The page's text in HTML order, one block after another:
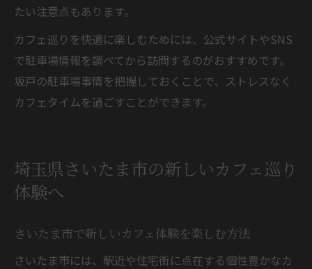
たい注意点もあります。
カフェ巡りを快適に楽しむためには、公式サイトやSNS
で駐車場情報を調べてから訪問するのがおすすめです。
坂戸の駐車場事情を把握しておくことで、ストレスなく
カフェタイムを過ごすことができます。
埼玉県さいたま市の新しいカフェ巡り
体験へ
さいたま市で新しいカフェ体験を楽しむ方法
さいたま市には、駅近や住宅街に点在する個性豊かなカ